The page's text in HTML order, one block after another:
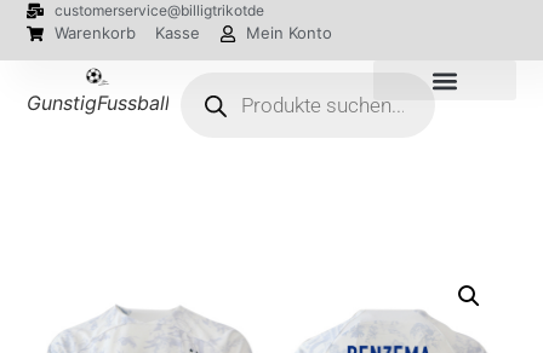
customerservice@billigtrikotde
Warenkorb Kasse Mein Konto
GunstigFussballTrikot